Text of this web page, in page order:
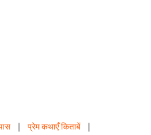
| प्रेम कथाएँ किताबें |